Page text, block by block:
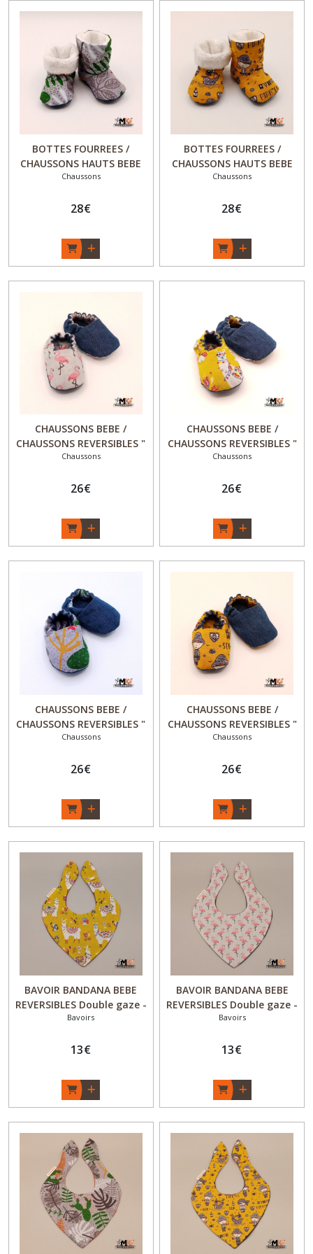
BOTTES FOURREES /
CHAUSSONS HAUTS BEBE
"Bébé'O'Cho" - Cadeau
Fille - "Feuilles et Cactus" -
Chaussons
28€
BOTTES FOURREES /
CHAUSSONS HAUTS BEBE
"Bébé'O'Cho" - Cadeau
Fille - "Pirate des Baïnes" -
Chaussons
28€
CHAUSSONS BEBE /
CHAUSSONS REVERSIBLES "
Chic & Choc " - Cadeau
"Flam'and'Co" - Fait Main -
Chaussons
26€
CHAUSSONS BEBE /
CHAUSSONS REVERSIBLES "
Chic & Choc " - Cadeau
"Lama" - Fait Main - Made
Chaussons
26€
CHAUSSONS BEBE /
CHAUSSONS REVERSIBLES "
Chic & Choc " - Cadeau
Fille - "Feuilles et Cactus" -
Chaussons
26€
CHAUSSONS BEBE /
CHAUSSONS REVERSIBLES "
Chic & Choc " - Cadeau
Fille - "Pirate des Baïnes" -
Chaussons
26€
BAVOIR BANDANA BEBE
REVERSIBLES Double gaze -
Fille - "Lama" - Fait Main -
Bavoirs
13€
BAVOIR BANDANA BEBE
REVERSIBLES Double gaze -
Fille - "Flam'and'Co" - Fait
Bavoirs
13€